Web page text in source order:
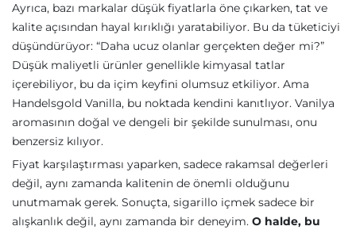
Ayrıca, bazı markalar düşük fiyatlarla öne çıkarken, tat ve
kalite açısından hayal kırıklığı yaratabiliyor. Bu da tüketiciyi
düşündürüyor: “Daha ucuz olanlar gerçekten değer mi?”
Düşük maliyetli ürünler genellikle kimyasal tatlar
içerebiliyor, bu da içim keyfini olumsuz etkiliyor. Ama
Handelsgold Vanilla, bu noktada kendini kanıtlıyor. Vanilya
aromasının doğal ve dengeli bir şekilde sunulması, onu
benzersiz kılıyor.
Fiyat karşılaştırması yaparken, sadece rakamsal değerleri
değil, aynı zamanda kalitenin de önemli olduğunu
unutmamak gerek. Sonuçta, sigarillo içmek sadece bir
alışkanlık değil, aynı zamanda bir deneyim. O halde, bu